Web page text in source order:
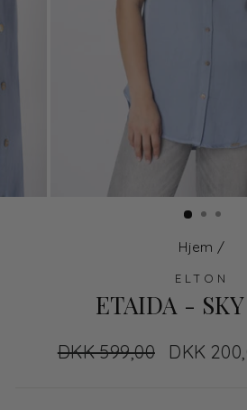
Hjem /
ELTON
ETAIDA -
Normal
DKK 599,00
Udsalgs
DKK